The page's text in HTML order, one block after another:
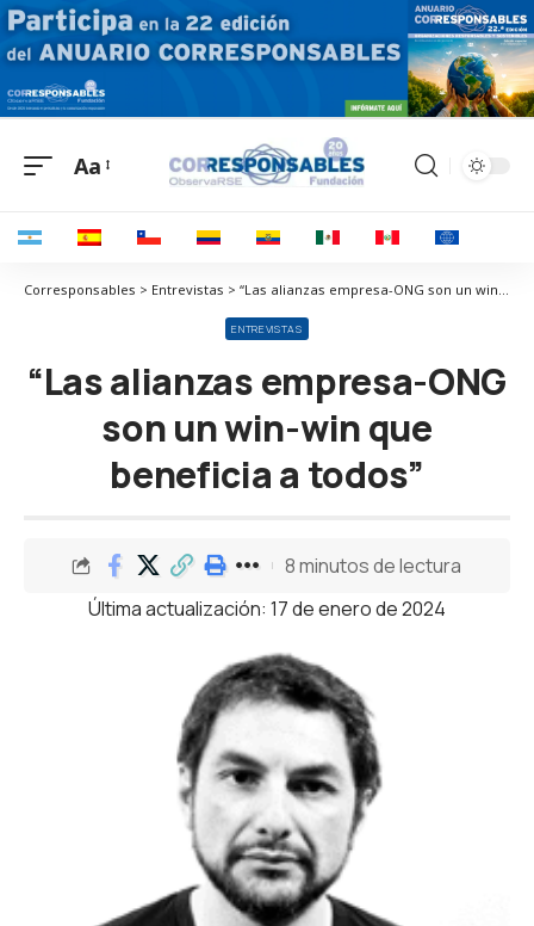
Aa
Corresponsables > Entrevistas > “Las alianzas empresa-ONG son un win-win que beneficia a todos”
ENTREVISTAS
“Las alianzas empresa-ONG
son un win-win que
beneficia a todos”
Última actualización: 17 de enero de 2024
8 minutos de lectura